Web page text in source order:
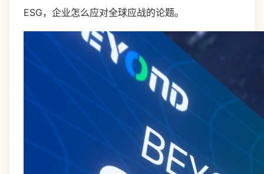
ESG，企业怎么应对全球应战的论题。